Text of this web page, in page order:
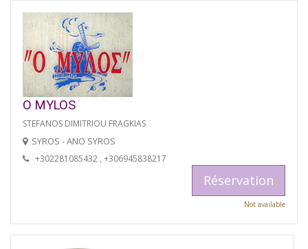
O MYLOS
STEFANOS DIMITRIOU FRAGKIAS
SYROS - ANO SYROS
+302281085432 , +306945838217
Réservation
Not available